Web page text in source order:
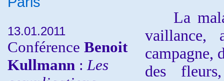
13.01.2011
Conférence Benoit
Kullmann : Les
La
vaillance,
campagne,
des